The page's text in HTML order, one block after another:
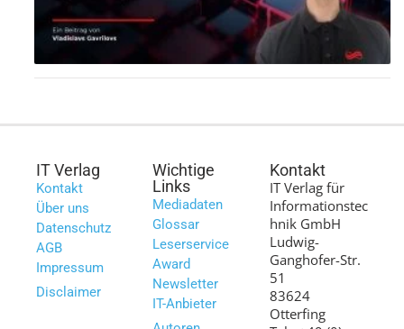
IT Verlag
Kontakt
Über uns
Datenschutz
AGB
Impressum
Disclaimer
Wichtige
Links
Mediadaten
Glossar
Leserservice
Award
Newsletter
IT-Anbieter
Kontakt
IT Verlag für
Informationstec
hnik GmbH
Ludwig-
Ganghofer-Str.
51
83624
Otterfing